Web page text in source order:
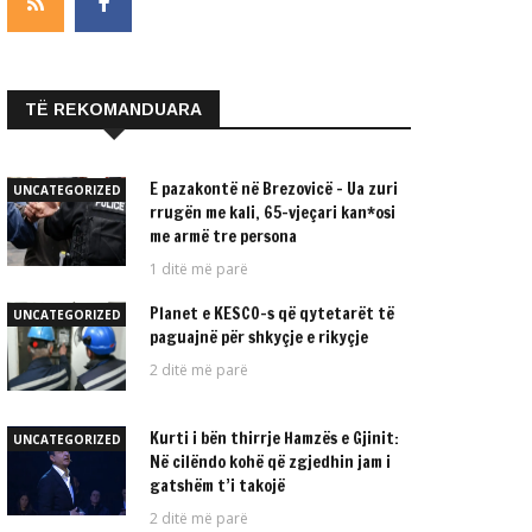
TË REKOMANDUARA
UNCATEGORIZED
E pazakontë në Brezovicë – Ua zuri
rrugën me kali, 65-vjeçari kan*osi
me armë tre persona
1 ditë më parë
UNCATEGORIZED
Planet e KESCO-s që qytetarët të
paguajnë për shkyçje e rikyçje
2 ditë më parë
UNCATEGORIZED
Kurti i bën thirrje Hamzës e Gjinit:
Në cilëndo kohë që zgjedhin jam i
gatshëm t’i takojë
2 ditë më parë